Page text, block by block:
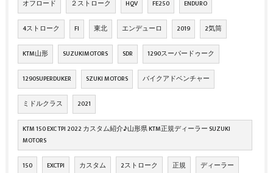
オフロード ２ストローク HQV FE250 ENDURO
4ストローク FI 東北 エンデューロ 2019 2気筒
KTM山形 SUZUKIMOTORS SDR 1290スーパードゥーク
1290SUPERDUKER SZUKI MOTORS バイクアドベンチャー
ミドルクラス 2021
KTM 150 EXC TPI 2022 カスタム紹介♪山形県 KTM正規ディーラー SUZUKI
MOTORS
150 EXCTPI カスタム 2ストローク 正規 ディーラー